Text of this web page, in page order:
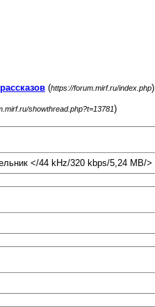
(https://forum.mirf.ru/index.php)
showthread.php?t=13781)
</44 kHz/320 kbps/5,24 MB/>